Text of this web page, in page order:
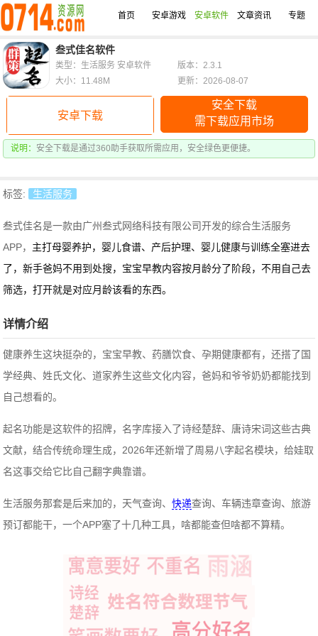
首页 安卓游戏 安卓软件 文章资讯 专题
叁式佳名软件
安卓下载
安全下载
需下载应用市场
说明： 安全下载是通过360助手获取所需应用，安全绿色更便捷。
类型：生活服务 安卓软件
版本：2.3.1
大小：11.48M
更新：2026-08-07
标签: 生活服务
叁式佳名是一款由广州叁式网络科技有限公司开发的综合生活服务
APP， 主打母婴养护，婴儿食谱、产后护理、婴儿健康与训练全塞进去
了，新手爸妈不用到处搜， 宝宝早教内容按月龄分了阶段，不用自己去
筛选，打开就是对应月龄该看的东西。
详情介绍
健康养生这块挺杂的，宝宝早教、药膳饮食、孕期健康都有，还搭了国
学经典、姓氏文化、道家养生这些文化内容，爸妈和爷爷奶奶都能找到
自己想看的。
起名功能是这软件的招牌，名字库接入了诗经楚辞、唐诗宋词这些古典
文献，结合传统命理生成，2026年还新增了周易八字起名模块，给娃取
名这事交给它比自己翻字典靠谱。
生活服务那套是后来加的，天气查询、快递查询、车辆违章查询、旅游
预订都能干，一个APP塞了十几种工具，啥都能查但啥都不算精。